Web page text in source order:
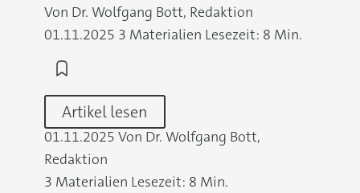
Von Dr. Wolfgang Bott, Redaktion
01.11.2025 3 Materialien Lesezeit: 8 Min.
Artikel lesen
01.11.2025 Von Dr. Wolfgang Bott,
Redaktion
3 Materialien Lesezeit: 8 Min.